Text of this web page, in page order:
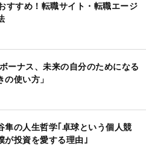
すすめ！転職サイト・転職エージ
ーナス、未来の自分のためになる
の使い方」
隼の人生哲学｢卓球という個人競
が投資を愛する理由｣